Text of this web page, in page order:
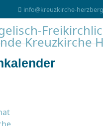
info@kreuzkirche-